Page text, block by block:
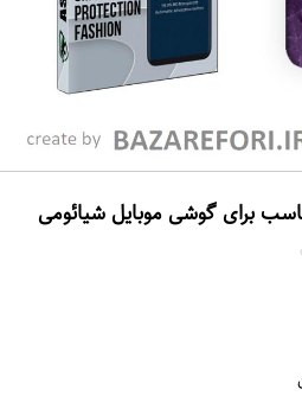
عصر بوژان کد 0016 مناسب برای گوشی موبایل شیائومی